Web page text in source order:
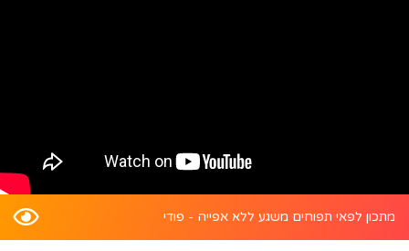
מתכון לפאי תפוחים משגע ללא אפייה - פודי